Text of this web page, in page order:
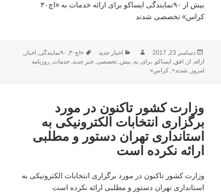
بیش از ۹۰نمایندگی ایساکو برای ارائه خدمات به «اچ۳۰
کراس» تخصصی شدند
ارسال
شده
در
دسامبر 23, 2017 نویسندهدسته‌ها
اخبار جدید برچسب‌ها
«اچ۳۰ , ۹۰نمایندگی , اخبار,
ارائه, از, افق, ایساکو,برای,به,بیش,تخصصی,خبر جدید,خدمات, روزنامه
امروز, شدند+,کراس»
وزارت کشور تاکنون در مورد
برگزاری انتخابات الکترونیکی به
استانداری تهران دستور و مطلبی
ارائه نکرده است
وزارت کشور تاکنون در مورد برگزاری انتخابات الکترونیکی به
استانداری تهران دستور و مطلبی ارائه نکرده است